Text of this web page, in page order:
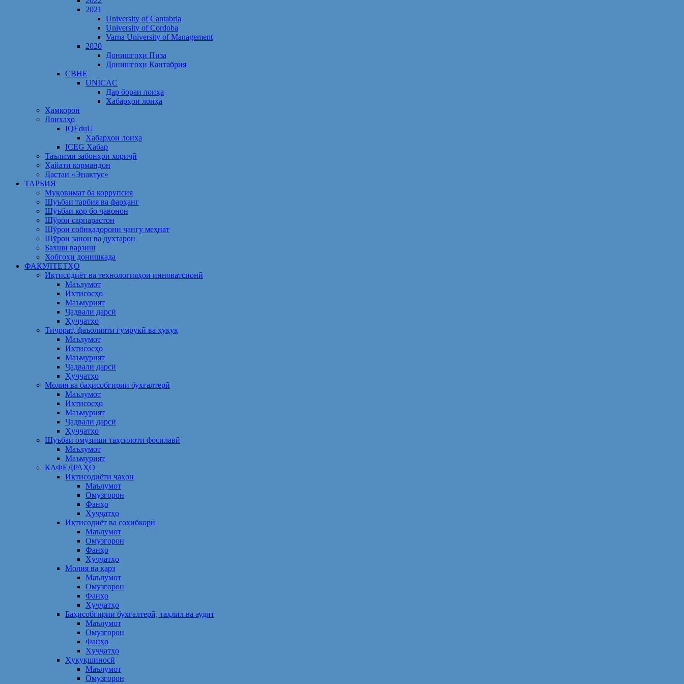
2021
University of Cantabria
University of Cordoba
Varna University of Management
2020
Донишгоҳи Пиза
Донишгоҳи Кантабрия
CBHE
UNICAC
Дар бораи лоиҳа
Хабарҳои лоиҳа
Ҳамкорон
Лоихаҳо
IQEduU
Хабарҳои лоиҳа
ICEG Хабар
Таълими забонҳои хориҷӣ
Ҳайати кормандон
Дастаи «Энактус»
ТАРБИЯ
Муқовимат ба коррупсия
Шуъбаи тарбия ва фарҳанг
Шӯъбаи кор бо ҷавонон
Шўрои сарпарастон
Шўрои собиқадорони ҷангу меҳнат
Шӯрои занон ва духтарон
Бахши варзиш
Хобгоҳи донишкада
ФАКУЛТЕТҲО
Иқтисодиёт ва технологияҳои инноватсионӣ
Маълумот
Ихтисосҳо
Маъмурият
Ҷадвали дарсӣ
Ҳуҷҷатҳо
Тиҷорат, фаъолияти гумрукӣ ва ҳуқуқ
Маълумот
Ихтисосҳо
Маъмурият
Ҷадвали дарсӣ
Ҳуҷҷатҳо
Молия ва баҳисобгирии бухгалтерӣ
Маълумот
Ихтисосҳо
Маъмурият
Ҷадвали дарсӣ
Ҳуҷҷатҳо
Шуъбаи омӯзиши таҳсилоти фосилавӣ
Маълумот
Маъмурият
КАФЕДРАҲО
Иқтисодиёти ҷаҳон
Маълумот
Омузгорон
Фанҳо
Ҳуҷҷатҳо
Иқтисодиёт ва соҳибкорӣ
Маълумот
Омузгорон
Фанҳо
Ҳуҷҷатҳо
Молия ва қарз
Маълумот
Омузгорон
Фанҳо
Ҳуҷҷатҳо
Баҳисобгирии бухгалтерӣ, таҳлил ва аудит
Маълумот
Омузгорон
Фанҳо
Ҳуҷҷатҳо
Ҳуқуқшиносӣ
Маълумот
Омузгорон